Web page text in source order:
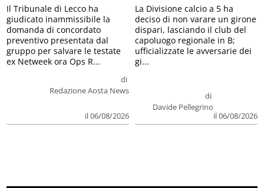
di
Redazione Aosta News
il 06/08/2026
Il Tribunale di Lecco ha
giudicato inammissibile la
domanda di concordato
preventivo presentata dal
gruppo per salvare le testate
ex Netweek ora Ops R...
di
Davide Pellegrino
il 06/08/2026
La Divisione calcio a 5 ha
deciso di non varare un girone
dispari, lasciando il club del
capoluogo regionale in B;
ufficializzate le avversarie dei
gi...